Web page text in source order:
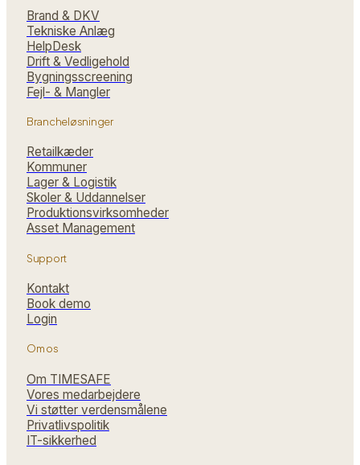
Brand & DKV
Tekniske Anlæg
HelpDesk
Drift & Vedligehold
Bygningsscreening
Fejl- & Mangler
Brancheløsninger
Retailkæder
Kommuner
Lager & Logistik
Skoler & Uddannelser
Produktions­virksomheder
Asset Management
Support
Kontakt
Book demo
Login
Om os
Om TIMESAFE
Vores medarbejdere
Vi støtter verdensmålene
Privatlivspolitik
IT-sikkerhed